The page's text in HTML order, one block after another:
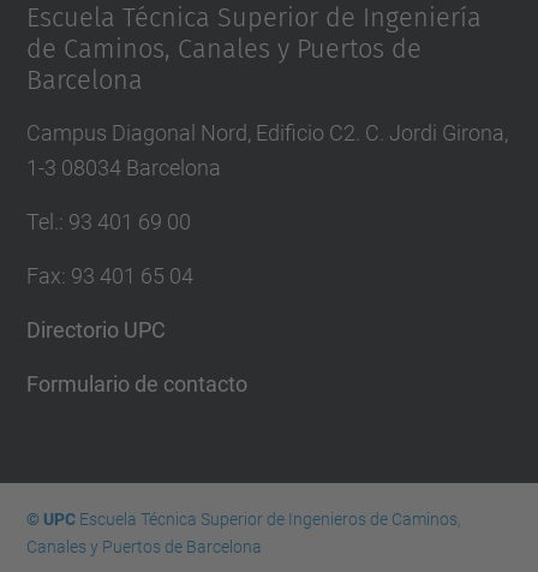
Escuela Técnica Superior de Ingeniería
de Caminos, Canales y Puertos de
Barcelona
Campus Diagonal Nord, Edificio C2. C. Jordi Girona,
1-3 08034 Barcelona
Tel. : 93 401 69 00
Fax: 93 401 65 04
Directorio UPC
Formulario de contacto
© UPCEscuela Técnica Superior de Ingenieros de Caminos,
Canales y Puertos de Barcelona